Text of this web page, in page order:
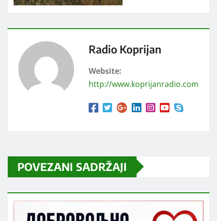
Radio Koprijan
Website:
http://www.koprijanradio.com
POVEZANI SADRŽAJI